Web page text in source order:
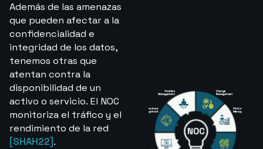
Además de las amenazas
que pueden afectar a la
confidencialidad e
integridad de los datos,
tenemos otras que
atentan contra la
disponibilidad de un
activo o servicio. El NOC
monitoriza el tráfico y el
rendimiento de la red
[SHAH22].